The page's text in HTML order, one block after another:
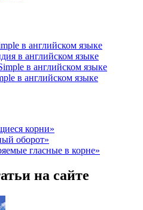
в английском языке
в английском языке
в английском языке
в английском языке
корни»
оборот»
гласные в корне»
на сайте